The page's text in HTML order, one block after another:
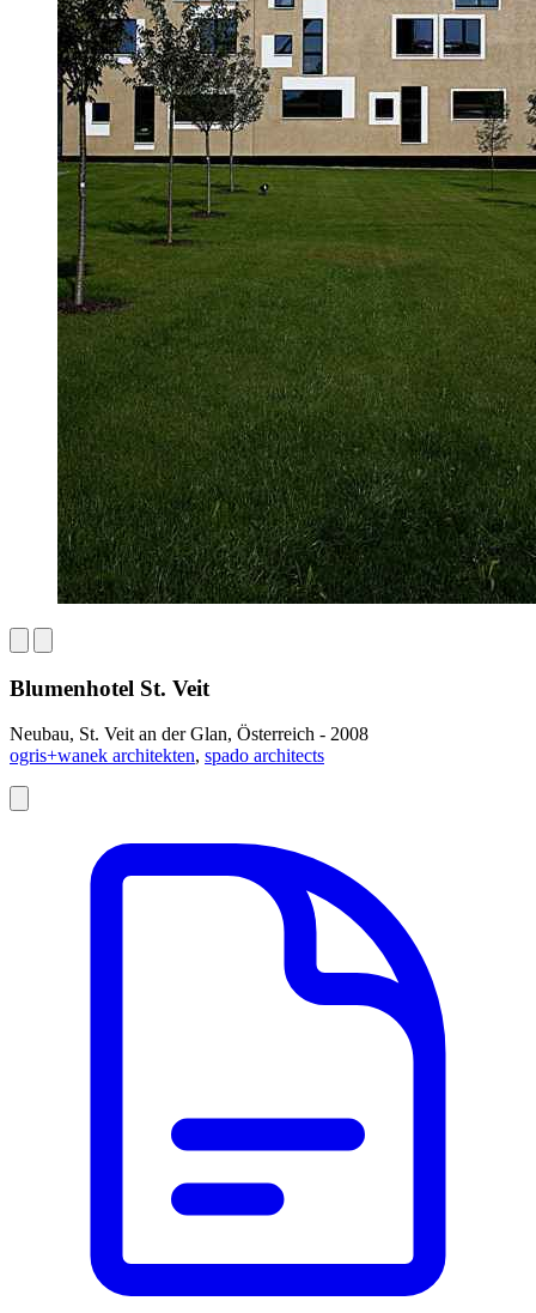
Blumenhotel St. Veit
Neubau, St. Veit an der Glan, Österreich - 2008
ogris+wanek architekten, spado architects